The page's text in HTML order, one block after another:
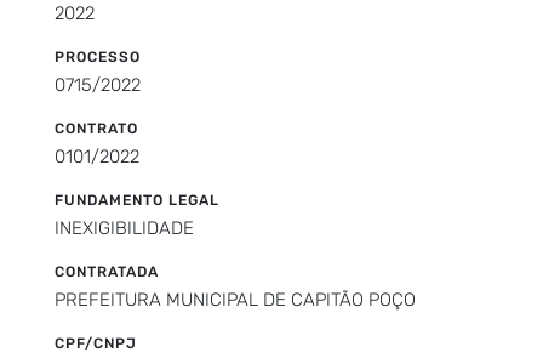
2022
PROCESSO
0715/2022
CONTRATO
0101/2022
FUNDAMENTO LEGAL
INEXIGIBILIDADE
CONTRATADA
PREFEITURA MUNICIPAL DE CAPITÃO POÇO
CPF/CNPJ